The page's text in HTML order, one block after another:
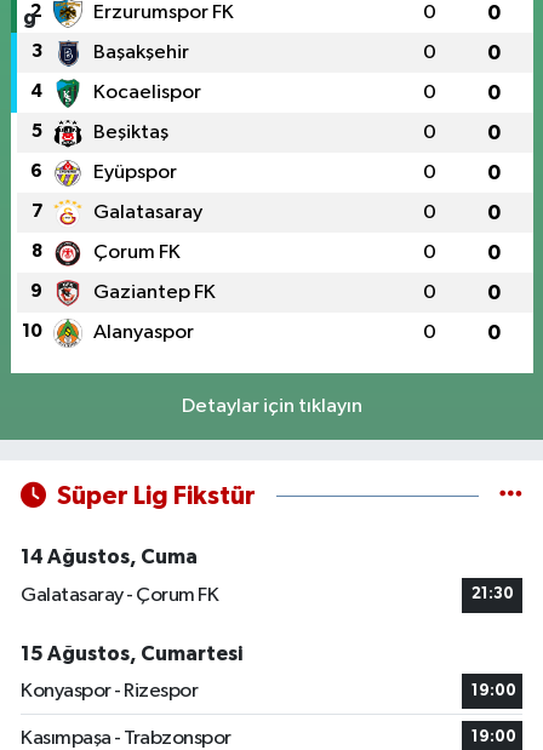
2 Erzurumspor FK 0 0
3 Başakşehir 0 0
4 Kocaelispor 0 0
5 Beşiktaş 0 0
6 Eyüpspor 0 0
7 Galatasaray 0 0
8 Çorum FK 0 0
9 Gaziantep FK 0 0
10 Alanyaspor 0 0
Detaylar için tıklayın
Süper Lig Fikstür
14 Ağustos, Cuma
Galatasaray - Çorum FK
21:30
15 Ağustos, Cumartesi
Konyaspor - Rizespor
19:00
Kasımpaşa - Trabzonspor 19:00